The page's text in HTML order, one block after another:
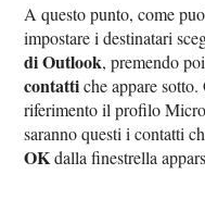
A questo punto, come
impostare i destinatari
di Outlook, premendo
contattiche appare
riferimento il profilo
saranno questi i contatti
OKdalla finestrella